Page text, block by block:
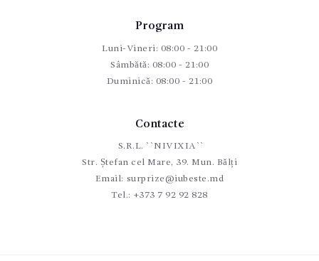
Program
Luni-Vineri: 08:00 - 21:00
Sâmbătă: 08:00 - 21:00
Duminică: 08:00 - 21:00
Contacte
S.R.L. ``NIVIXIA``
Str. Ștefan cel Mare, 39. Mun. Bălți
Email: surprize@iubeste.md
Tel.: +373 7 92 92 828